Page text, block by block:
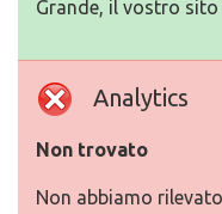
Grande, il vostro
Analytics
Non trovato
Non abbiamo